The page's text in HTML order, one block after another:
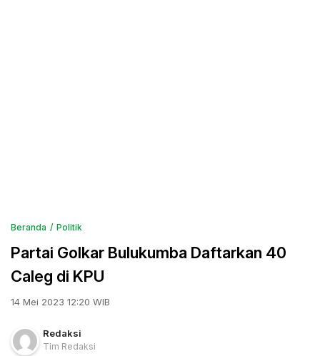
Beranda Politik
Partai Golkar Bulukumba Daftarkan 40
Caleg di KPU
14 Mei 2023 12:20 WIB
Redaksi
Tim Redaksi